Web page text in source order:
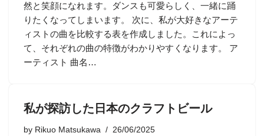
然と笑顔になれます。ダンスも可愛らしく、一緒に踊
りたくなってしまいます。 次に、私が大好きなアーテ
ィストの曲を比較する表を作成しました。これによっ
て、それぞれの曲の特徴がわかりやすくなります。 ア
ーティスト 曲名…
私が探訪した日本のクラフトビール
by Rikuo Matsukawa 26/06/2025